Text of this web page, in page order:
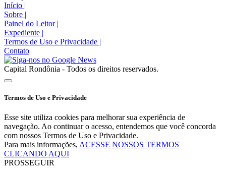
Início |
Sobre |
Painel do Leitor |
Expediente |
Termos de Uso e Privacidade |
Contato
Capital Rondônia - Todos os direitos reservados.
Termos de Uso e Privacidade
Esse site utiliza cookies para melhorar sua experiência de
navegação. Ao continuar o acesso, entendemos que você concorda
com nossos Termos de Uso e Privacidade.
Para mais informações, ACESSE NOSSOS TERMOS
CLICANDO AQUI
PROSSEGUIR